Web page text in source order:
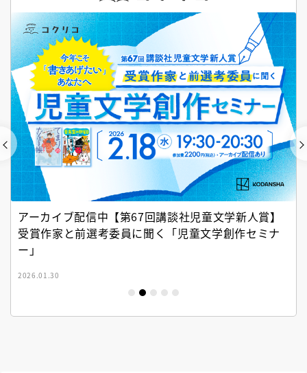
アーカイブ配信中【第67回講談社児童文学新人賞】
受賞作家と前選考委員に聞く「児童文学創作セミナ
ー」
2026.01.30